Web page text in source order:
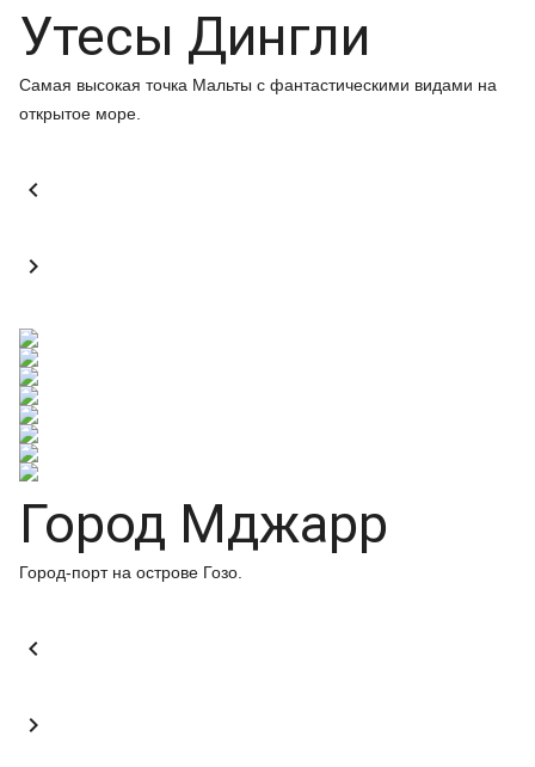
Утесы Дингли
Самая высокая точка Мальты с фантастическими видами на
открытое море.


Город Мджарр
Город-порт на острове Гозо.

